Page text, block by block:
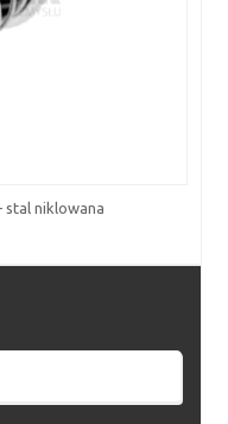
stal niklowana